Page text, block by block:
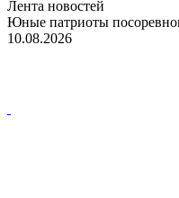
Лента новостей
Юные патриоты
10.08.2026